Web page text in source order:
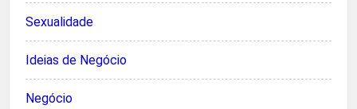
Sexualidade
Ideias de Negócio
Negócio